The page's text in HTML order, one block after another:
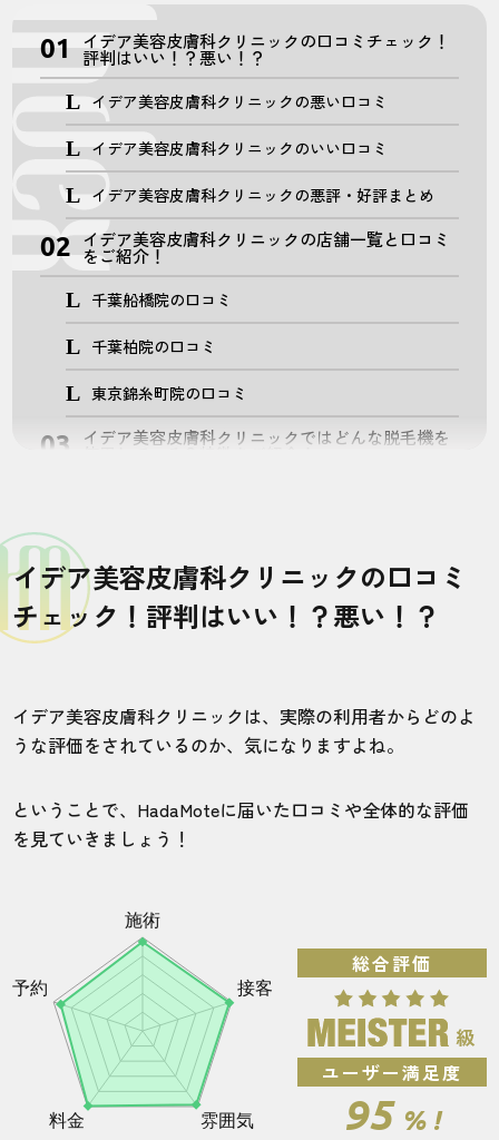
イデア美容皮膚科クリニックの口コミチェック！
評判はいい！？悪い！？
イデア美容皮膚科クリニックの悪い口コミ
イデア美容皮膚科クリニックのいい口コミ
イデア美容皮膚科クリニックの悪評・好評まとめ
イデア美容皮膚科クリニックの店舗一覧と口コミ
をご紹介！
千葉船橋院の口コミ
千葉柏院の口コミ
東京錦糸町院の口コミ
イデア美容皮膚科クリニックではどんな脱毛機を
ライトシェアデザイア
全身脱毛の施術期間と毛量の変化
VIOの施術期間と毛量の変化
キャンペーンを利用して費用を安くする？！キャ
ンペーンの内容を見てみよう
まずは無料カウンセリングに行くべし！予約の流
れを紹介します
【総評】イデア美容皮膚科クリニックは自分にあ
った脱毛ができるメンズ医療脱毛クリニック！
イデア美容皮膚科でよくある質問
イデア美容皮膚科クリニックの口コミ
チェック！評判はいい！？悪い！？
イデア美容皮膚科クリニックは、実際の利用者からどのよ
うな評価をされているのか、気になりますよね。
ということで、HadaMoteに届いた口コミや全体的な評価
を見ていきましょう！
総合評価
ユーザー満足度
95 % !